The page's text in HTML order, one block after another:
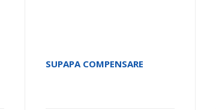
SUPAPA COMPENSARE